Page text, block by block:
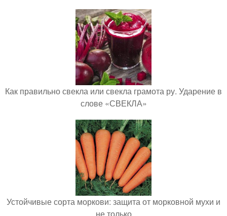
Как правильно свекла или свекла грамота ру. Ударение в
слове «СВЕКЛА»
Устойчивые сорта моркови: защита от морковной мухи и